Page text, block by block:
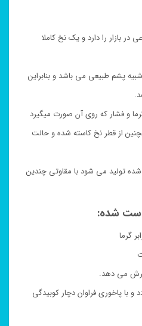
در بازار را دارد و یک نخ کاملا
پشم طبیعی می باشد و بنابراین
و فشار که روی آن صورت میگیرد
از قطر نخ کاسته شده و حالت
تولید می شود با مقاوتی چندین
ست شده:
و با پاخوری فراوان دچار کوبیدگی